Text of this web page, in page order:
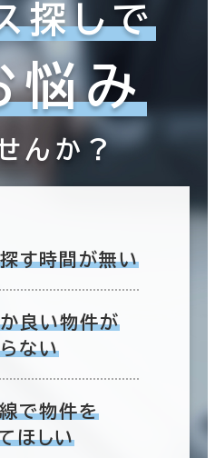
探しで
悩み
んか？
す時間が無い
良い物件が
ない
で物件を
ほしい